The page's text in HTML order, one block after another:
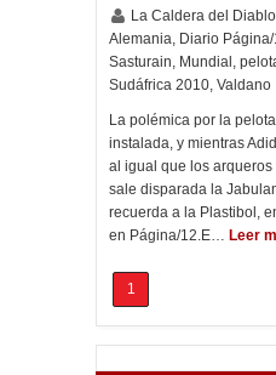
La Caldera del Diablo
Alemania, Diario Página/
Sasturain, Mundial ,
Sudáfrica 2010, Valdano
La polémica por la
instalada, y mientras
al igual que los
sale disparada la
recuerda a la Plastibol,
en Página/12.E… Leer
1